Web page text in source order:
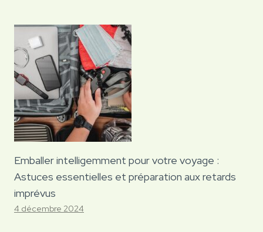
Emballer intelligemment pour votre voyage :
Astuces essentielles et préparation aux retards
imprévus
4 décembre 2024